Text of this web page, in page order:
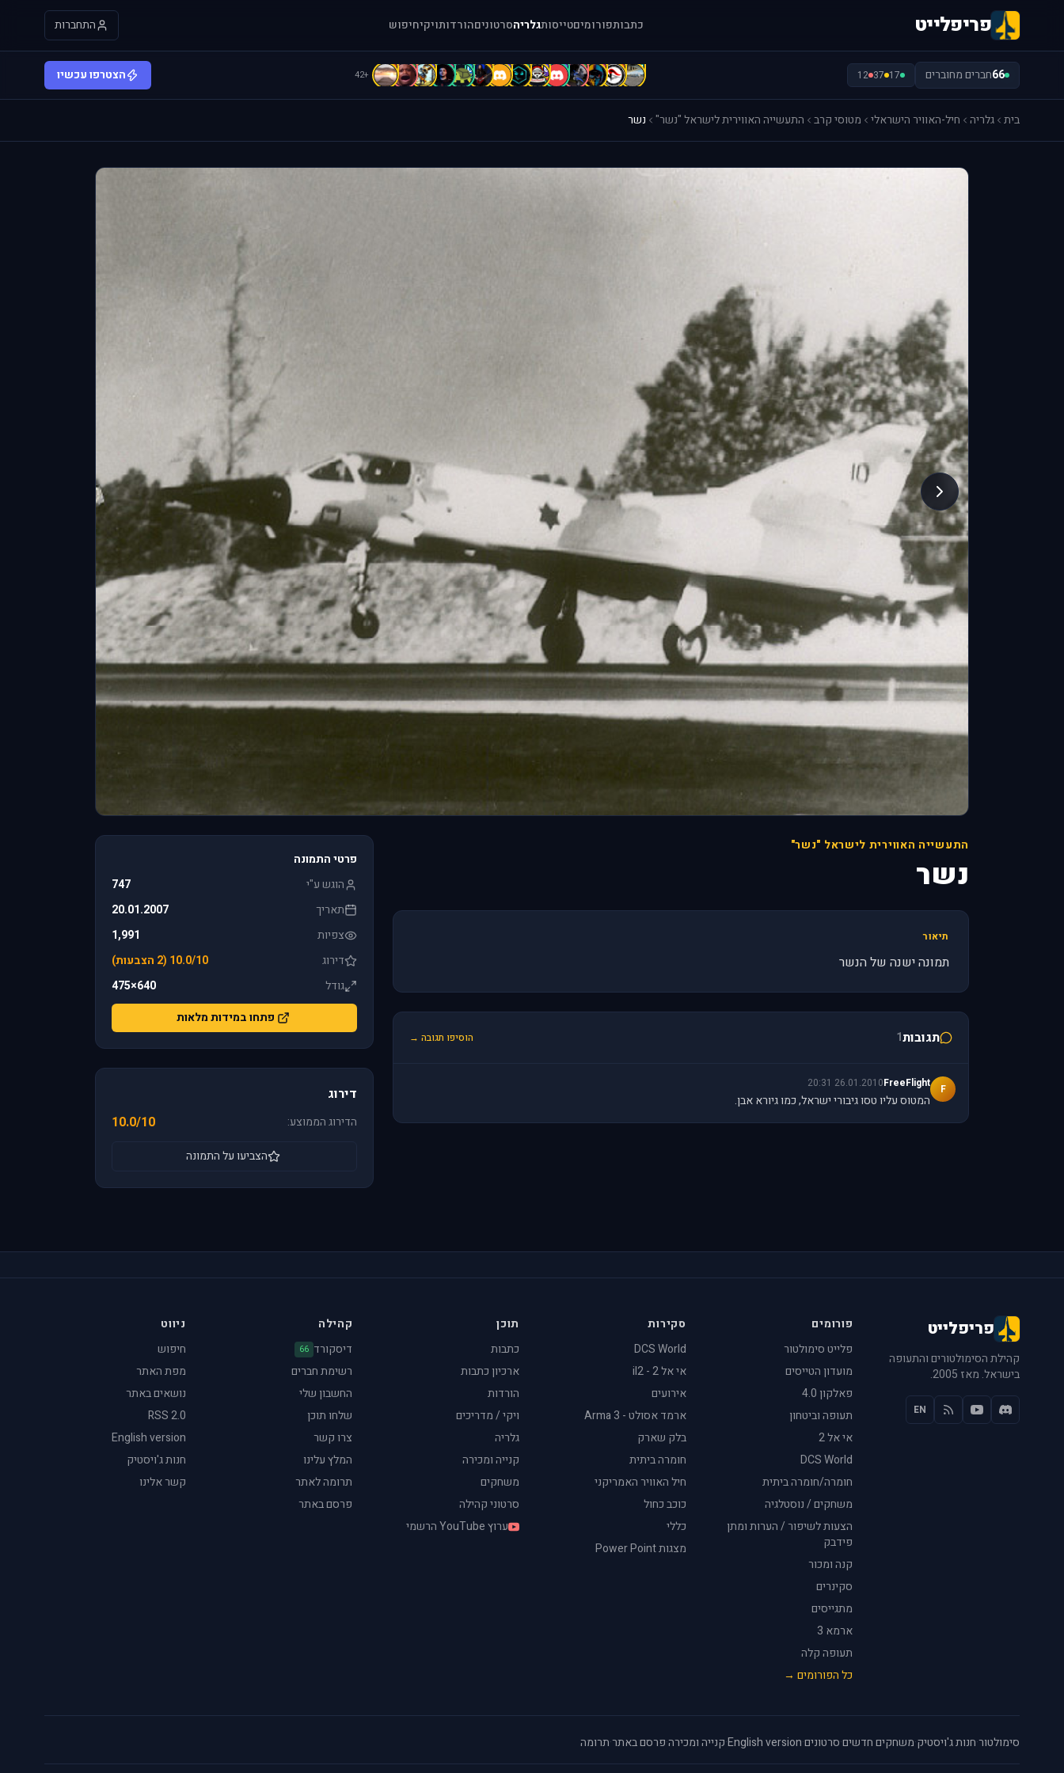
פריפלייט כתבותפורומיםטייסותגלריהסרטוניםהורדותויקיחיפוש התחברות
66חברים מחוברים 17
37
12
[
A
A
A
b
b
B
B
b
C
C
C
D
D
+42 הצטרפו עכשיו
בית גלריה חיל-האוויר הישראלי מטוסי קרב התעשייה האווירית לישראל "נשר" נשר
התעשייה האווירית לישראל "נשר"
נשר
תיאור
תמונה ישנה של הנשר
תגובות1 הוסיפו תגובה →
F
FreeFlight
26.01.2010 20:31
המטוס עליו טסו גיבורי ישראל, כמו גיורא אבן.
פרטי התמונה
הוגש ע"י
747
תאריך
20.01.2007
צפיות
1,991
דירוג
10.0/10 (2 הצבעות)
גודל
640×475
פתחו במידות מלאות
דירוג
הדירוג הממוצע: 10.0/10
הצביעו על התמונה
פריפלייט
קהילת הסימולטורים והתעופה
בישראל. מאז 2005.
EN
פורומים
פלייט סימולטור
מועדון הטייסים
פאלקון 4.0
תעופה וביטחון
אי אל 2
DCS World
חומרה/חומרה ביתית
משחקים / נוסטלגיה
הצעות לשיפור / הערות ומתן
פידבק
קנה ומכור
סקינרים
מתגייסים
ארמא 3
תעופה קלה
כל הפורומים →
סקירות
DCS World
אי אל 2 - il2
אירועים
ארמד אסולט - Arma 3
בלק שארק
חומרה ביתית
חיל האוויר האמריקני
כוכב כחול
כללי
מצגות Power Point
תוכן
כתבות
ארכיון כתבות
הורדות
ויקי / מדריכים
גלריה
קנייה ומכירה
משחקים
סרטוני קהילה
ערוץ YouTube הרשמי
קהילה
דיסקורד 66
רשימת חברים
החשבון שלי
שלחו תוכן
צרו קשר
המלץ עלינו
תרומה לאתר
פרסם באתר
ניווט
חיפוש
מפת האתר
נושאים באתר
RSS 2.0
English version
חנות ג'ויסטיק
קשר אלינו
סימולטור·חנות ג'ויסטיק·משחקים חדשים·סרטונים·
English version
·קנייה ומכירה·פרסם באתר·תרומה